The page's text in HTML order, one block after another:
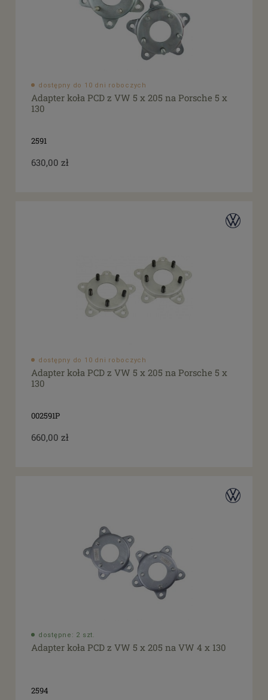
dostępny do 10 dni roboczych
Adapter koła PCD z VW 5 x 205 na Porsche 5 x
130
2591
630,00 zł
dostępny do 10 dni roboczych
Adapter koła PCD z VW 5 x 205 na Porsche 5 x
130
002591P
660,00 zł
dostępne: 2 szt.
Adapter koła PCD z VW 5 x 205 na VW 4 x 130
2594